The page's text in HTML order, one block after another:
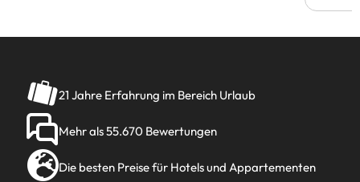
21 Jahre Erfahrung im Bereich Urlaub
Mehr als 55.670 Bewertungen
Die besten Preise für Hotels und Appartementen